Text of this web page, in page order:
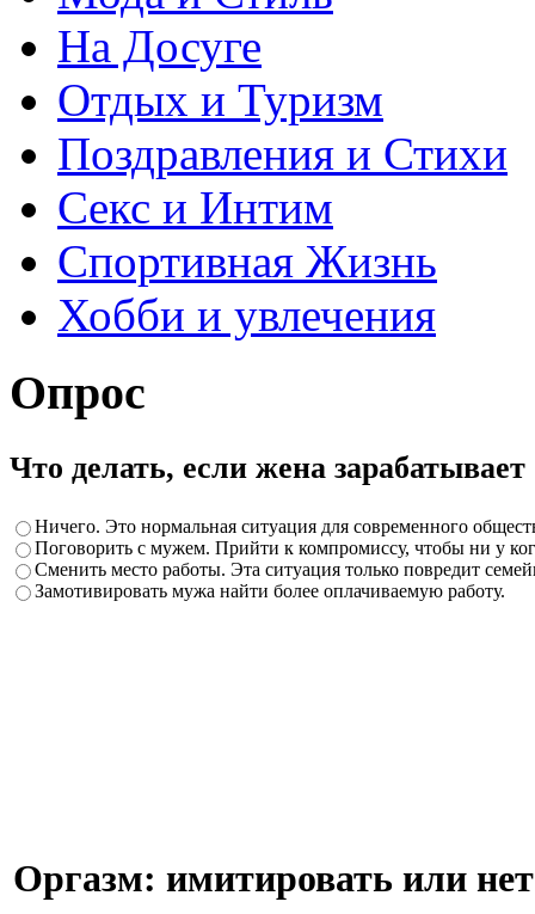
На Досуге
Отдых и Туризм
Поздравления и Стихи
Секс и Интим
Спортивная Жизнь
Хобби и увлечения
Опрос
Что делать, если жена
Ничего. Это нормальная ситуация для современного
Поговорить с мужем. Прийти к компромиссу, чтобы ни у
Сменить место работы. Эта ситуация только повредит
Замотивировать мужа найти более оплачиваемую работу.
Оргазм: имитировать или